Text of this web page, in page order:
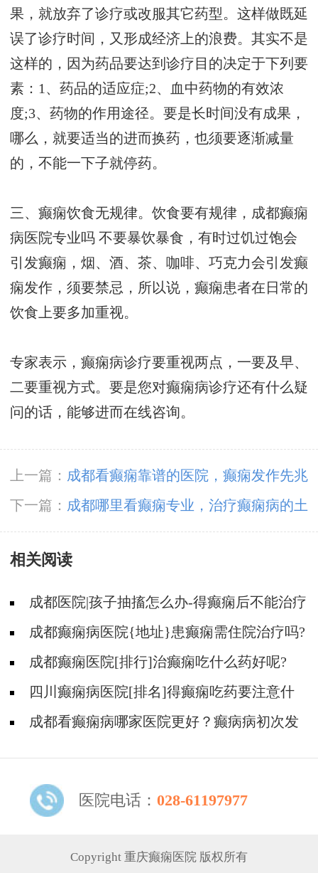
果，就放弃了诊疗或改服其它药型。这样做既延
误了诊疗时间，又形成经济上的浪费。其实不是
这样的，因为药品要达到诊疗目的决定于下列要
素：1、药品的适应症;2、血中药物的有效浓
度;3、药物的作用途径。要是长时间没有成果，
哪么，就要适当的进而换药，也须要逐渐减量
的，不能一下子就停药。
三、癫痫饮食无规律。饮食要有规律， 成都癫痫
病医院专业吗 不要暴饮暴食，有时过饥过饱会
引发癫痫，烟、酒、茶、咖啡、巧克力会引发癫
痫发作，须要禁忌，所以说，癫痫患者在日常的
饮食上要多加重视。
专家表示，癫痫病诊疗要重视两点，一要及早、
二要重视方式。要是您对癫痫病诊疗还有什么疑
问的话，能够进而在线咨询。
上一篇： 成都看癫痫靠谱的医院，癫痫发作先兆
的作用有哪些
下一篇： 成都哪里看癫痫专业，治疗癫痫病的土
方法有哪些？
相关阅读
成都医院|孩子抽搐怎么办-得癫痫后不能治疗
吗?成都癫痫病医院{地址}患癫痫需住院治疗吗?
成都癫痫医院[排行]治癫痫吃什么药好呢?
四川癫痫病医院[排名]得癫痫吃药要注意什
么?成都看癫痫病哪家医院更好？癫病病初次发
医院电话： 028-61197977
Copyright 重庆癫痫医院 版权所有